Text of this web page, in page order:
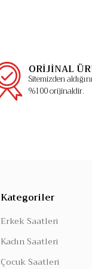
ORİJİNAL
Sitemizden
%100 orijinaldir.
Kategoriler
Erkek Saatleri
Kadın Saatleri
Çocuk Saatleri